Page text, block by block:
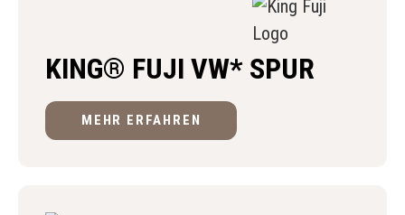
KING® FUJI VW* SPUR
MEHR ERFAHREN